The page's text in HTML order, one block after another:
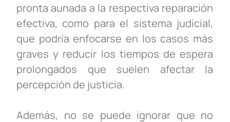
pronta aunada a la respectiva reparación
efectiva, como para el sistema judicial,
que podría enfocarse en los casos más
graves y reducir los tiempos de espera
prolongados que suelen afectar la
percepción de justicia.
Además, no se puede ignorar que no